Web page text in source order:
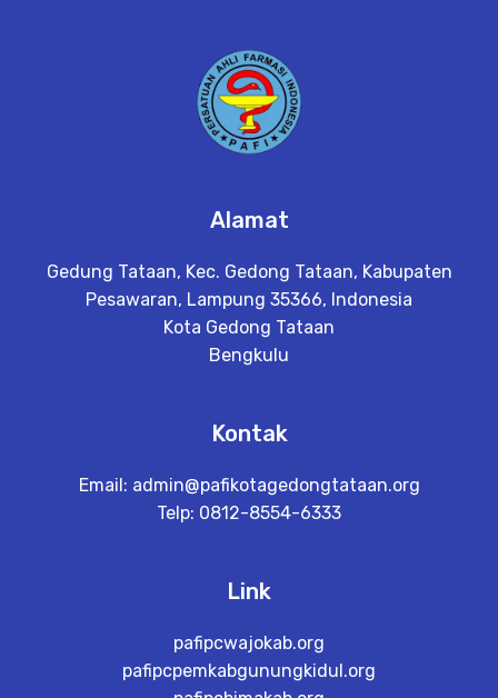
Alamat
Gedung Tataan, Kec. Gedong Tataan, Kabupaten
Pesawaran, Lampung 35366, Indonesia
Kota Gedong Tataan
Bengkulu
Kontak
Email: admin@pafikotagedongtataan.org
Telp: 0812-8554-6333
Link
pafipcwajokab.org
pafipcpemkabgunungkidul.org